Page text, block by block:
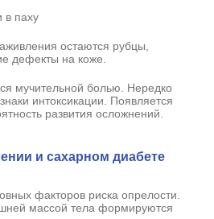
остаются рубцы,
дефекты на коже.
мучительной болью. Нередко
интоксикации. Появляется
развития осложнений.
и сахарном диабете
факторов риска опрелости.
массой тела формируются